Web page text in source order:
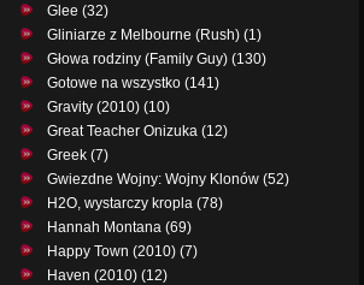
Glee (32)
Gliniarze z Melbourne (Rush) (1)
Głowa rodziny (Family Guy) (130)
Gotowe na wszystko (141)
Gravity (2010) (10)
Great Teacher Onizuka (12)
Greek (7)
Gwiezdne Wojny: Wojny Klonów (52)
H2O, wystarczy kropla (78)
Hannah Montana (69)
Happy Town (2010) (7)
Haven (2010) (12)